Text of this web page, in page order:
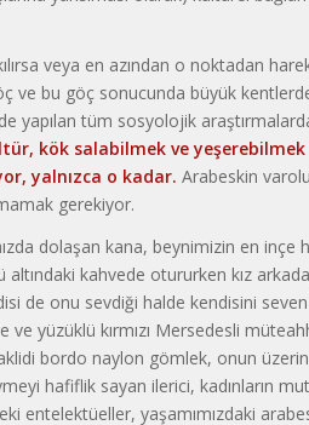
veya en azından o noktadan
ve bu göç sonucunda büyük
yapılan tüm sosyolojik
kök salabilmek ve
yalnızca o kadar. Arabeskin
gerekiyor.
dolaşan kana, beynimizin en inçe
kahvede otururken kız
de onu sevdiği halde kendisini seven
ve yüzüklü kırmızı Mersedesli
bordo naylon gömlek, onun
hafiflik sayan ilerici, ka­dınların
entelektüeller, yaşamımızdaki